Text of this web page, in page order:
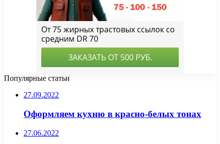
Популярные статьи
27.09.2022
Оформляем кухню в красно-белых тонах
27.06.2022